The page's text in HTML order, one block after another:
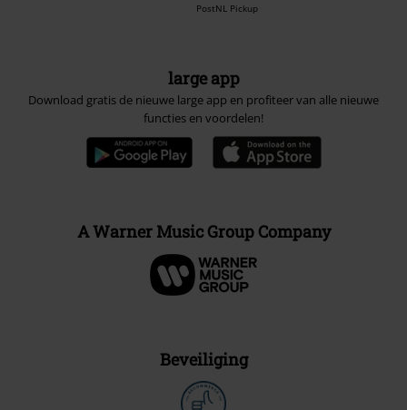
PostNL Pickup
large app
Download gratis de nieuwe large app en profiteer van alle nieuwe
functies en voordelen!
A Warner Music Group Company
Beveiliging